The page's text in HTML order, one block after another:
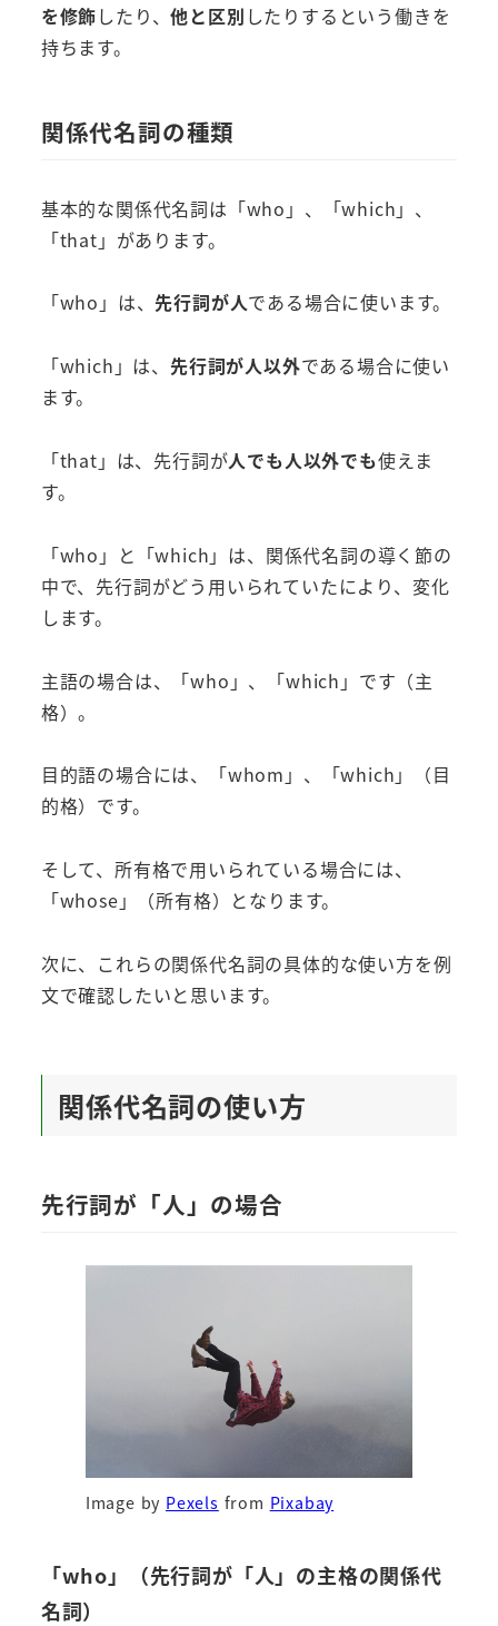
を修飾したり、他と区別 したりするという働きを
持ちます。
関係代名詞の種類
基本的な関係代名詞は「who」、「which」、
「that」があります。
「who」は、 先行詞が人である場合に使います。
「which」は、 先行詞が人以外である場合に使い
ます。
「that」は、先行詞が人でも人以外でも使えま
す。
「who」と「which」は、関係代名詞の導く節の
中で、先行詞がどう用いられていたにより、変化
します。
主語の場合は、「who」、「which」です（主
格）。
目的語の場合には、「whom」、「which」（目
的格）です。
そして、所有格で用いられている場合には、
「whose」（所有格）となります。
次に、これらの関係代名詞の具体的な使い方を例
文で確認したいと思います。
関係代名詞の使い方
先行詞が「人」の場合
Image by Pexels from Pixabay
「who」（先行詞が「人」の主格の関係代
名詞）